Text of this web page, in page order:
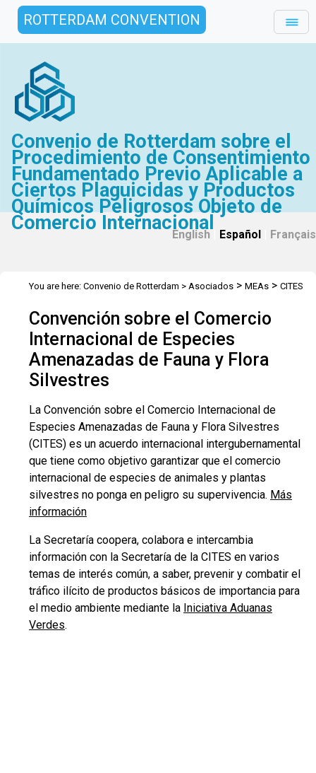
ROTTERDAM CONVENTION
Convenio de Rotterdam sobre el
Procedimiento de Consentimiento
Fundamentado Previo Aplicable a
Ciertos Plaguicidas y Productos
Químicos Peligrosos Objeto de
Comercio Internacional
English Español Français
You are here: Convenio de Rotterdam > Asociados > MEAs > CITES
Convención sobre el Comercio
Internacional de Especies
Amenazadas de Fauna y Flora
Silvestres
La Convención sobre el Comercio Internacional de
Especies Amenazadas de Fauna y Flora Silvestres
(CITES) es un acuerdo internacional intergubernamental
que tiene como objetivo garantizar que el comercio
internacional de especies de animales y plantas
silvestres no ponga en peligro su supervivencia. Más
información
La Secretaría coopera, colabora e intercambia
información con la Secretaría de la CITES en varios
temas de interés común, a saber, prevenir y combatir el
tráfico ilícito de productos básicos de importancia para
el medio ambiente mediante la Iniciativa Aduanas
Verdes.